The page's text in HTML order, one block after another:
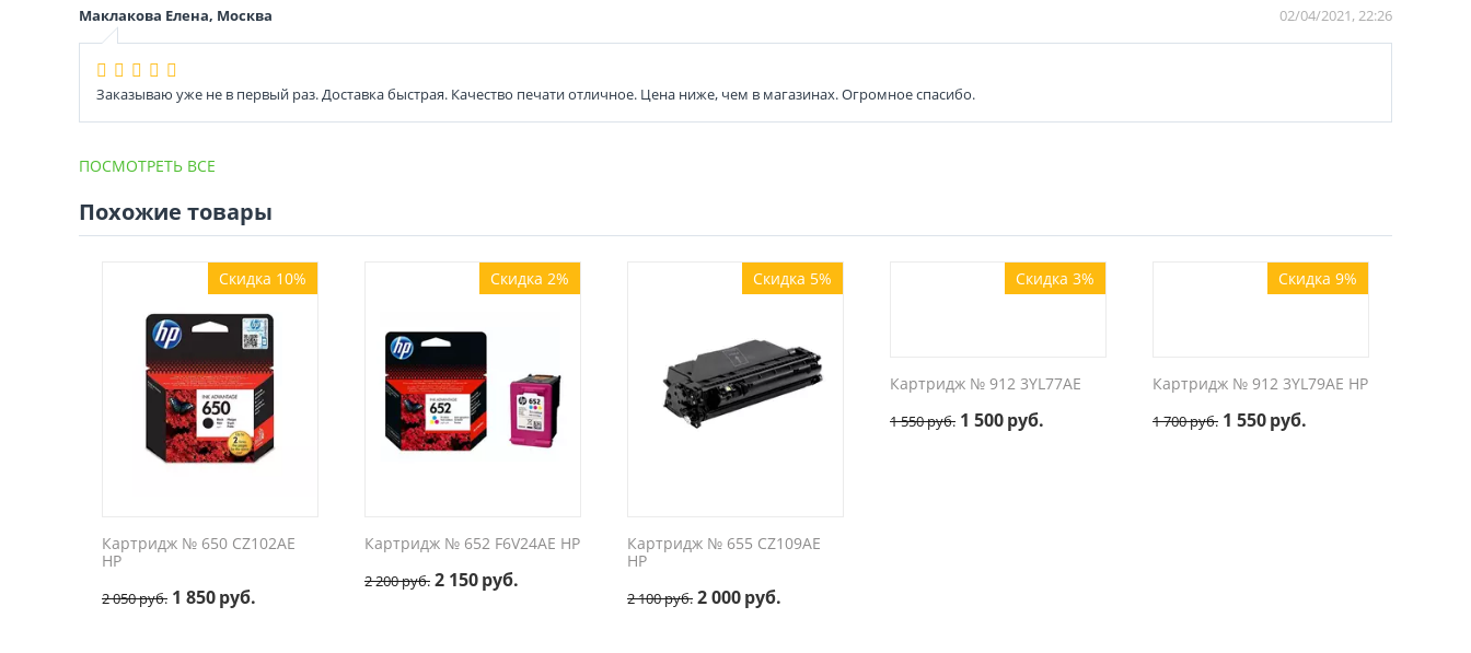
Маклакова Елена, Москва 02/04/2021, 22:26
Заказываю уже не в первый раз. Доставка быстрая. Качество печати отличное. Цена ниже, чем в магазинах. Огромное спасибо.
ПОСМОТРЕТЬ ВСЕ
Похожие товары
Скидка 10%
Картридж № 650 CZ102AE
HP
2 050руб. 1 850руб.
Скидка 2%
Картридж № 652 F6V24AE HP
2 200руб. 2 150руб.
Скидка 5%
Картридж № 655 CZ109AE
HP
2 100руб. 2 000руб.
Скидка 3%
Картридж № 912 3YL77AE
1 550руб. 1 500руб.
Скидка 9%
Картридж № 912 3YL79AE HP
1 700руб. 1 550руб.